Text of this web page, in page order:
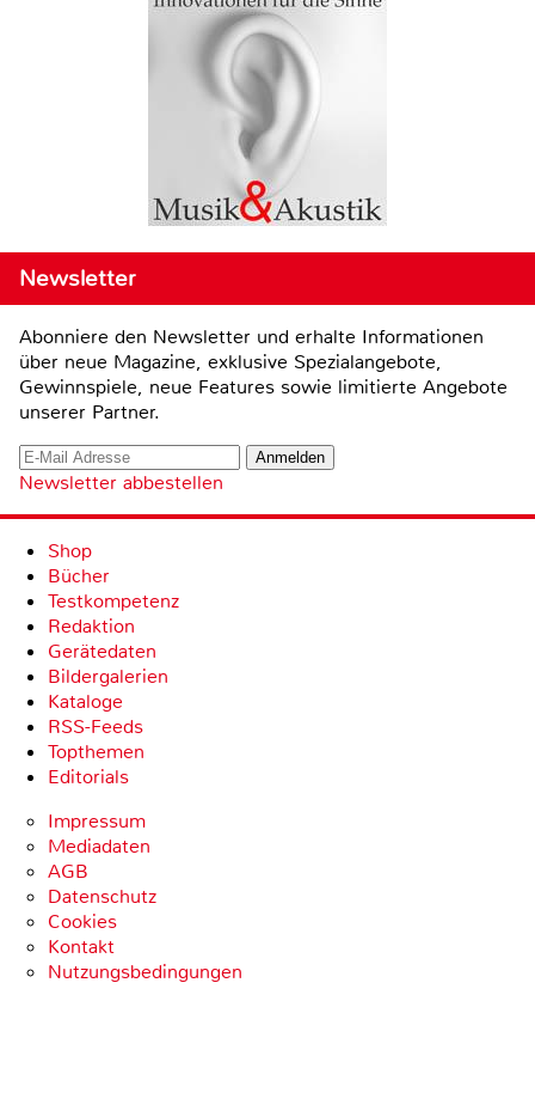
Newsletter
Abonniere den Newsletter und erhalte Informationen
über neue Magazine, exklusive Spezialangebote,
Gewinnspiele, neue Features sowie limitierte Angebote
unserer Partner.
Newsletter abbestellen
Shop
Bücher
Testkompetenz
Redaktion
Gerätedaten
Bildergalerien
Kataloge
RSS-Feeds
Topthemen
Editorials
Impressum
Mediadaten
AGB
Datenschutz
Cookies
Kontakt
Nutzungsbedingungen